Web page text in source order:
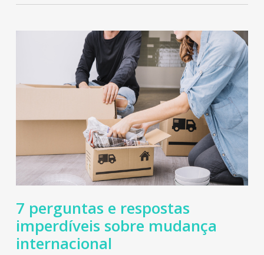
7 perguntas e respostas
imperdíveis sobre mudança
internacional